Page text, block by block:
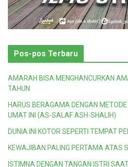
Pos-pos Terbaru
AMARAH BISA MENGHANCURKAN
TAHUN
HARUS BERAGAMA DENGAN
UMAT INI (AS-SALAF ASH-SHALIH)
DUNIA INI KOTOR SEPERTI TEMPAT
KEWAJIBAN PALING PERTAMA ATAS
ISTIMNA DENGAN TANGAN ISTRI